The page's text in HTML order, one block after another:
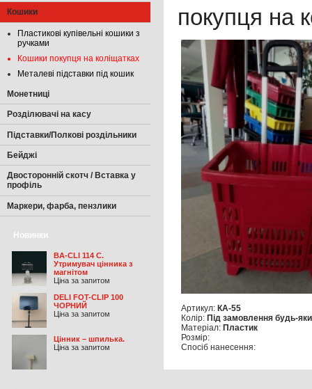
Кошики
Пластикові купівельні кошики з
ручками
Кошики покупця на коліщатках
Металеві підставки під кошик
Монетниці
Розділювачі на касу
Підставки/Полкові роздільники
Бейджі
Двосторонній скотч / Вставка у
профіль
Маркери, фарба, пензлики
Новинки
BA-CLI 114 C.
Утримувач цінника з
магнітом
Ціна за запитом
DELI FOT-CLIP 100
ЧОРНИЙ
Ціна за запитом
Цінник – шпилька.
Ціна за запитом
покупця на
Артикул:КА-55
Колір:Під замовлення будь-
Матеріал:Пластик
Розмір:
Спосіб нанесення: